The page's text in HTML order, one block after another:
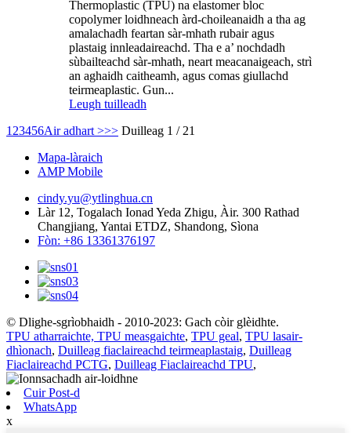
Thermoplastic (TPU) na elastomer bloc
copolymer loidhneach àrd-choileanaidh a tha ag
amalachadh feartan sàr-mhath rubair agus
plastaig innleadaireachd. Tha e a’ nochdadh
sùbailteachd sàr-mhath, neart meacanaigeach, strì
an aghaidh caitheamh, agus comas giullachd
teirmeaplastic. Gun...
Leugh tuilleadh
1 23456Air adhart >>> Duilleag 1 / 21
Mapa-làraich
AMP Mobile
cindy.yu@ytlinghua.cn
Làr 12, Togalach Ionad Yeda Zhigu, Àir. 300 Rathad
Changjiang, Yantai ETDZ, Shandong, Sìona
Fòn: +86 13361376197
© Dlighe-sgrìobhaidh - 2010-2023: Gach còir glèidhte.
TPU atharraichte, TPU measgaichte, TPU geal, TPU lasair-
dhìonach, Duilleag fiaclaireachd teirmeaplastaig, Duilleag
Fiaclaireachd PCTG, Duilleag Fiaclaireachd TPU,
Cuir Post-d
WhatsApp
x